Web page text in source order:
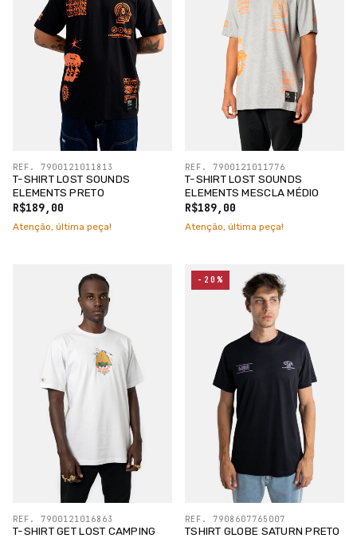
T-SHIRT LOST SOUNDS
ELEMENTS PRETO
R$189,00
REF. 7900121011813
Atenção, última peça!
T-SHIRT LOST SOUNDS
ELEMENTS MESCLA MÉDIO
R$189,00
REF. 7900121011776
Atenção, última peça!
T-SHIRT GET LOST CAMPING
REF. 7900121016863
TSHIRT GLOBE SATURN PRETO
REF. 7908607765007
-20%